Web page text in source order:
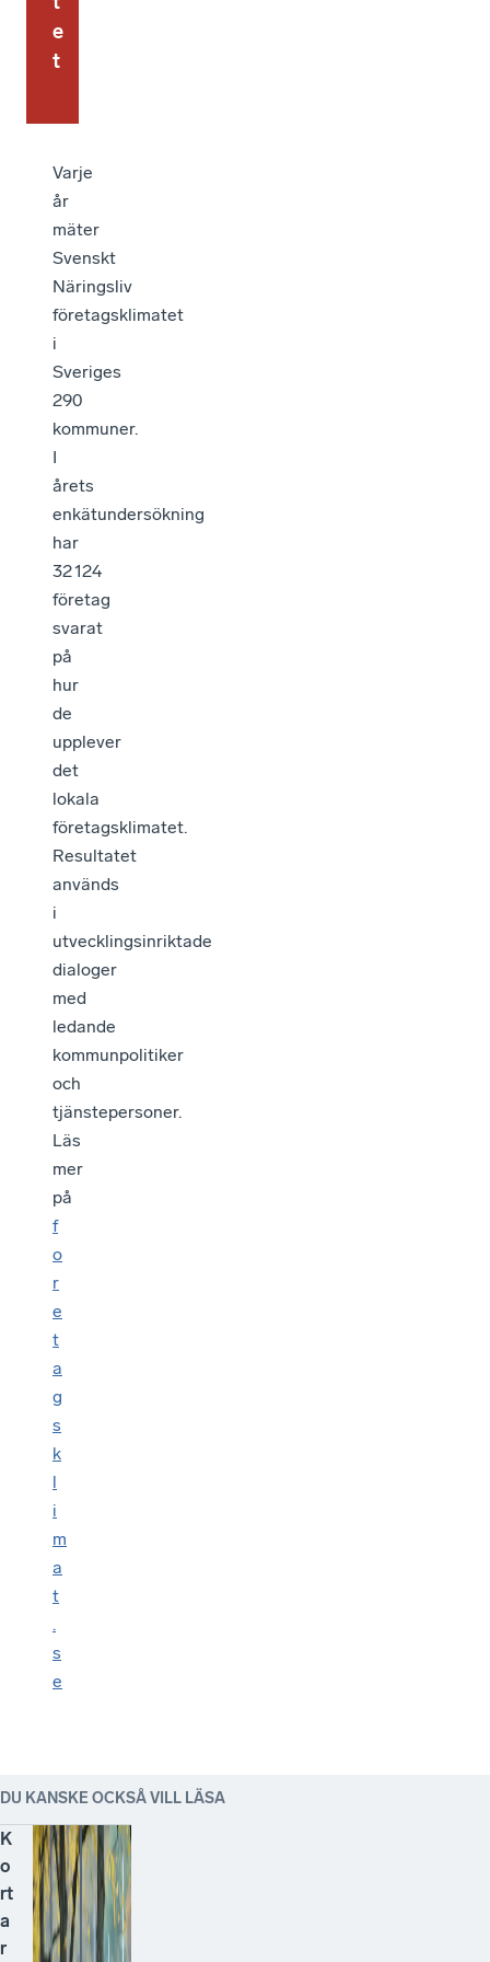
e
t
Varje
år
mäter
Svenskt
Näringsliv
företagsklimatet
i
Sveriges
290
kommuner.
I
årets
enkätundersökning
har
32 124
företag
svarat
på
hur
de
upplever
det
lokala
företagsklimatet.
Resultatet
används
i
utvecklingsinriktade
dialoger
med
ledande
kommunpolitiker
och
tjänstepersoner.
Läs
mer
på
f
o
r
e
t
a
g
s
k
l
i
m
a
t
.
s
e
DU KANSKE OCKSÅ VILL LÄSA
K
o
rt
a
r